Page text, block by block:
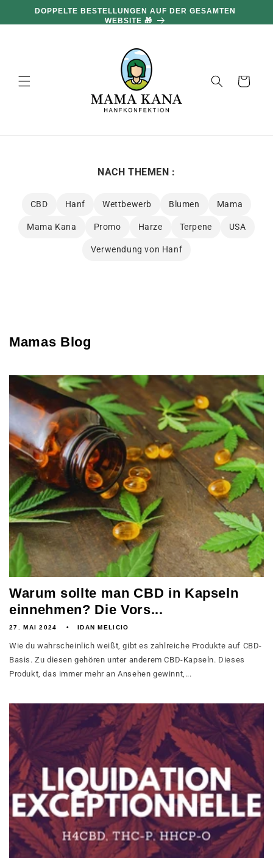
und zum
100 G GRATIS PRO 100 € EINKAUF 🔥
Warenkorb
NACH THEMEN :
CBD Hanf Wettbewerb Blumen Mama
Mama Kana Promo Harze Terpene USA
Verwendung von Hanf
Mamas Blog
Warum sollte man CBD in Kapseln
einnehmen? Die Vors...
27. MAI 2024 IDAN MELICIO
Wie du wahrscheinlich weißt, gibt es zahlreiche Produkte auf CBD-
Basis. Zu diesen gehören unter anderem CBD-Kapseln. Dieses
Produkt, das immer mehr an Ansehen gewinnt,...